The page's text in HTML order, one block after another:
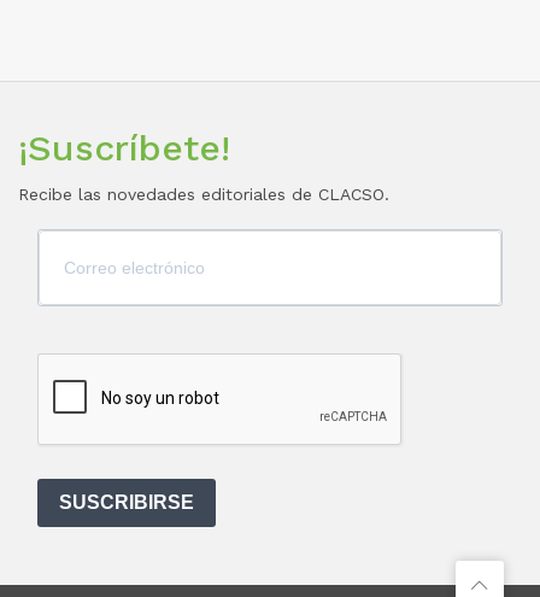
¡Suscríbete!
Recibe las novedades editoriales de CLACSO.
SUSCRIBIRSE